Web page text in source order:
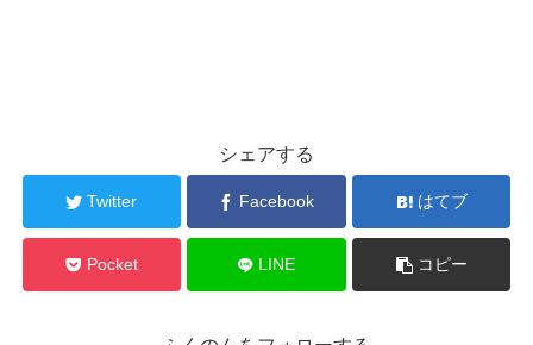
シェアする
Twitter Facebook はてブ
Pocket LINE コピー